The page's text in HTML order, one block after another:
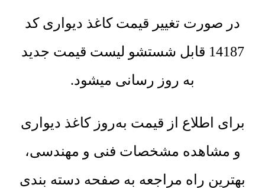
در صورت تغییر قیمت کاغذ دیواری کد
14187 قابل شستشو لیست قیمت جدید
به روز رسانی میشود.
برای اطلاع از قیمت به‌روز کاغذ دیواری
و مشاهده مشخصات فنی و مهندسی،
بهترین راه مراجعه به صفحه دسته بندی